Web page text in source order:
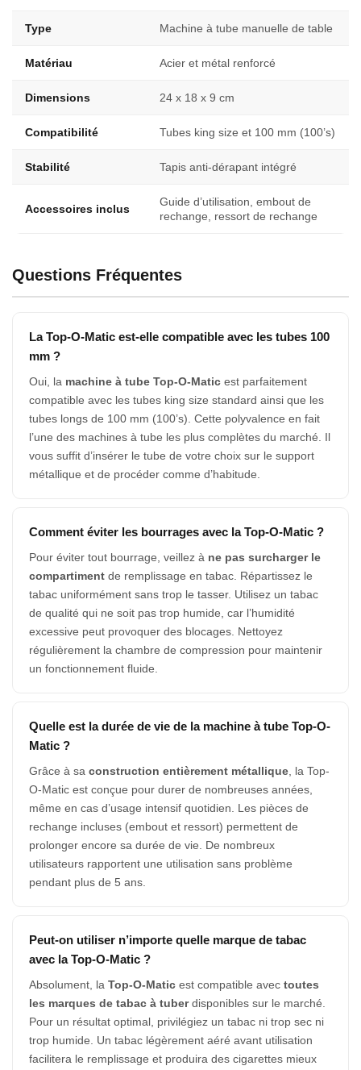
Type Machine à tube manuelle de table
Matériau Acier et métal renforcé
Dimensions 24 x 18 x 9 cm
Compatibilité Tubes king size et 100 mm (100’s)
Stabilité Tapis anti-dérapant intégré
Accessoires inclus
Guide d’utilisation, embout de
rechange, ressort de rechange
Questions Fréquentes
La Top-O-Matic est-elle compatible avec les tubes 100
mm ?
Oui, la machine à tube Top-O-Matic est parfaitement
compatible avec les tubes king size standard ainsi que les
tubes longs de 100 mm (100’s). Cette polyvalence en fait
l’une des machines à tube les plus complètes du marché. Il
vous suffit d’insérer le tube de votre choix sur le support
métallique et de procéder comme d’habitude.
Comment éviter les bourrages avec la Top-O-Matic ?
Pour éviter tout bourrage, veillez à ne pas surcharger le
compartiment de remplissage en tabac. Répartissez le
tabac uniformément sans trop le tasser. Utilisez un tabac
de qualité qui ne soit pas trop humide, car l’humidité
excessive peut provoquer des blocages. Nettoyez
régulièrement la chambre de compression pour maintenir
un fonctionnement fluide.
Quelle est la durée de vie de la machine à tube Top-O-
Matic ?
Grâce à sa construction entièrement métallique , la Top-
O-Matic est conçue pour durer de nombreuses années,
même en cas d’usage intensif quotidien. Les pièces de
rechange incluses (embout et ressort) permettent de
prolonger encore sa durée de vie. De nombreux
utilisateurs rapportent une utilisation sans problème
pendant plus de 5 ans.
Peut-on utiliser n’importe quelle marque de tabac
avec la Top-O-Matic ?
Absolument, la Top-O-Matic est compatible avec toutes
les marques de tabac à tuberdisponibles sur le marché.
Pour un résultat optimal, privilégiez un tabac ni trop sec ni
trop humide. Un tabac légèrement aéré avant utilisation
facilitera le remplissage et produira des cigarettes mieux
Appliquer les filtres